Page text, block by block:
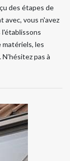
des étapes de
avec, vous n'avez
l'établissons
les
pas à